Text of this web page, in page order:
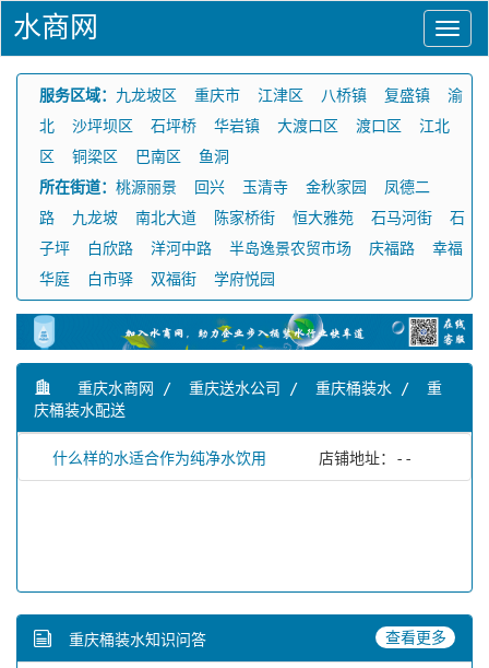
水商网
服务区域： 九龙坡区 重庆市 江津区 八桥镇 复盛镇
渝
北
沙坪坝区 石坪桥 华岩镇 大渡口区 渡口区
江北
区
铜梁区 巴南区
鱼洞
所在街道： 桃源丽景 回兴 玉清寺 金秋家园
凤德二
路
九龙坡 南北大道 陈家桥街 恒大雅苑 石马河街
石
子坪
白欣路 洋河中路 半岛逸景农贸市场 庆福路
幸福
华庭
白市驿 双福街 学府悦园
重庆水商网 / 重庆送水公司 / 重庆桶装水 / 重
庆桶装水配送
什么样的水适合作为纯净水饮用 店铺地址：--
重庆桶装水知识问答 查看更多